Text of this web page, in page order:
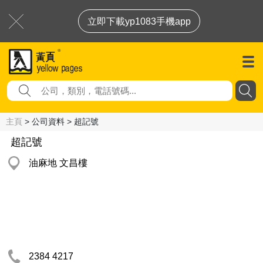
立即下載yp1083手機app
主頁 > 公司資料 > 超記號
超記號
油麻地 文昌樓
2384 4217